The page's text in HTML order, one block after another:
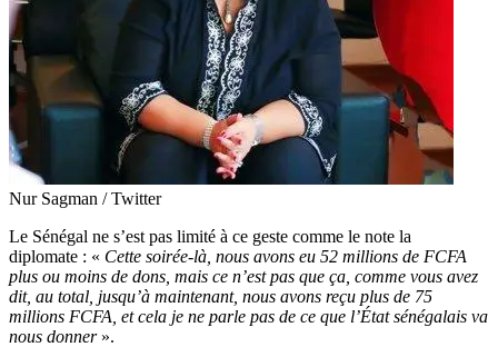
Nur Sagman / Twitter
Le Sénégal ne s’est pas limité à ce geste comme le note la
diplomate : « Cette soirée-là, nous avons eu 52 millions de FCFA
plus ou moins de dons, mais ce n’est pas que ça, comme vous avez
dit, au total, jusqu’à maintenant, nous avons reçu plus de 75
millions FCFA, et cela je ne parle pas de ce que l’État sénégalais va
nous donner».